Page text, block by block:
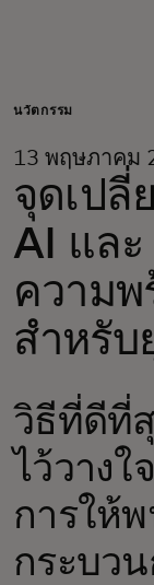
สำหรับธุร
เพื่อโลก
สำหรับผู้
ข่าวสาร
นวัตกรรม
13 พฤษภาคม
จุดเปลี่
AI และ
ความ
สำหรับ
วิธีที่ดีที่
ไว้วาง
การให้
กระบว